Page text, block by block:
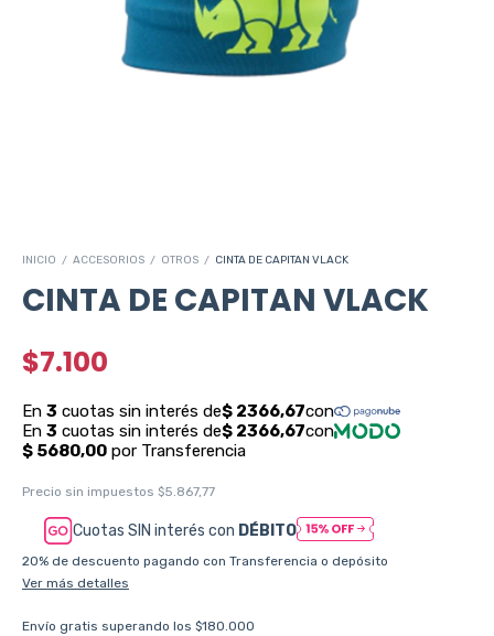
INICIO / ACCESORIOS / OTROS / CINTA DE CAPITAN VLACK
CINTA DE CAPITAN VLACK
$7.100
Precio sin impuestos $5.867,77
Cuotas SIN interés con DÉBITO
20% de descuento pagando con Transferencia o depósito
Ver más detalles
Envío gratis superando los $180.000